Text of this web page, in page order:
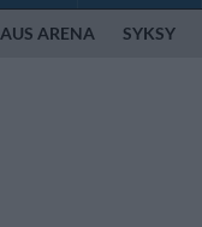
ARENA SYKSY